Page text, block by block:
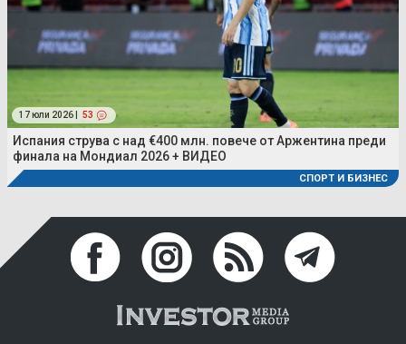
17 юли 2026 | 53
Испания струва с над €400 млн. повече от Аржентина преди
финала на Мондиал 2026 + ВИДЕО
СПОРТ И БИЗНЕС